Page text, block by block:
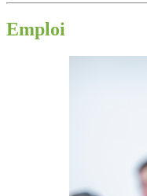
Emploi